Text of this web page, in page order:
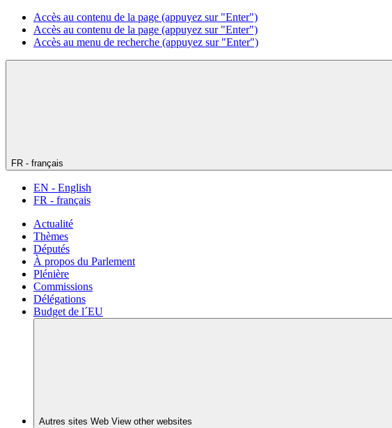
Accès au contenu de la page (appuyez sur "Enter")
Accès au contenu de la page (appuyez sur "Enter")
Accès au menu de recherche (appuyez sur "Enter")
FR - français
EN - English
FR - français
Actualité
Thèmes
Députés
À propos du Parlement
Plénière
Commissions
Délégations
Budget de l´EU
Autres sites Web View other websites